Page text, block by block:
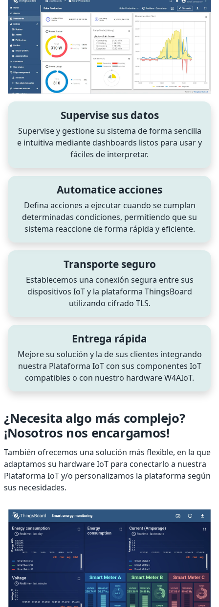
Supervise sus datos
Supervise y gestione su sistema de forma sencilla
e intuitiva mediante dashboards listos para usar y
fáciles de interpretar.
Automatice acciones
Defina acciones a ejecutar cuando se cumplan
determinadas condiciones, permitiendo que su
sistema reaccione de forma rápida y eficiente.
Transporte seguro
Establecemos una conexión segura entre sus
dispositivos IoT y la plataforma ThingsBoard
utilizando cifrado TLS.
Entrega rápida
Mejore su solución y la de sus clientes integrando
nuestra Plataforma IoT con sus componentes IoT
compatibles o con nuestro hardware W4AIoT.
¿Necesita algo más complejo?
¡Nosotros nos encargamos!
También ofrecemos una solución más flexible, en la que
adaptamos su hardware IoT para conectarlo a nuestra
Plataforma IoT y/o personalizamos la plataforma según
sus necesidades.